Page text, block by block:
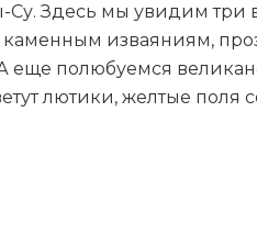
Здесь мы увидим три
изваяниям,
полюбуемся
лютики, желтые поля